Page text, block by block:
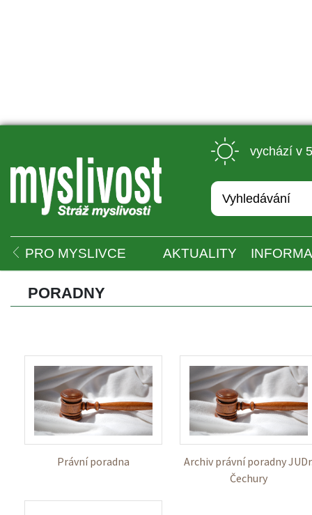
vychází v
PRO MYSLIVCE AKTUALITY
PORADNY
Právní poradna
Archiv právní poradny
Čechury